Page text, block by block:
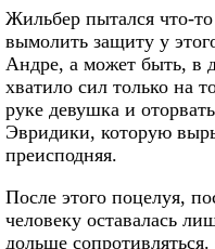
Жильбер пытался что-то
вымолить защиту у
Андре, а может быть, в
хватило сил только на
руке девушка и
Эвридики, которую
преисподняя.
После этого поцелуя,
человеку оставалась
дольше